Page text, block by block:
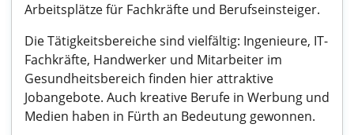
Arbeitsplätze für Fachkräfte und Berufseinsteiger.
Die Tätigkeitsbereiche sind vielfältig: Ingenieure, IT-
Fachkräfte, Handwerker und Mitarbeiter im
Gesundheitsbereich finden hier attraktive
Jobangebote. Auch kreative Berufe in Werbung und
Medien haben in Fürth an Bedeutung gewonnen.